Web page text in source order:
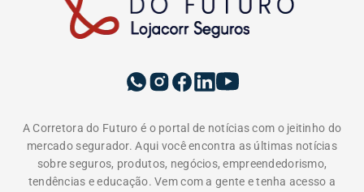
A Corretora do Futuro é o portal de notícias com o jeitinho do
mercado segurador. Aqui você encontra as últimas notícias
sobre seguros, produtos, negócios, empreendedorismo,
tendências e educação. Vem com a gente e tenha acesso a